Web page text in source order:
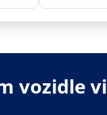
vozidle